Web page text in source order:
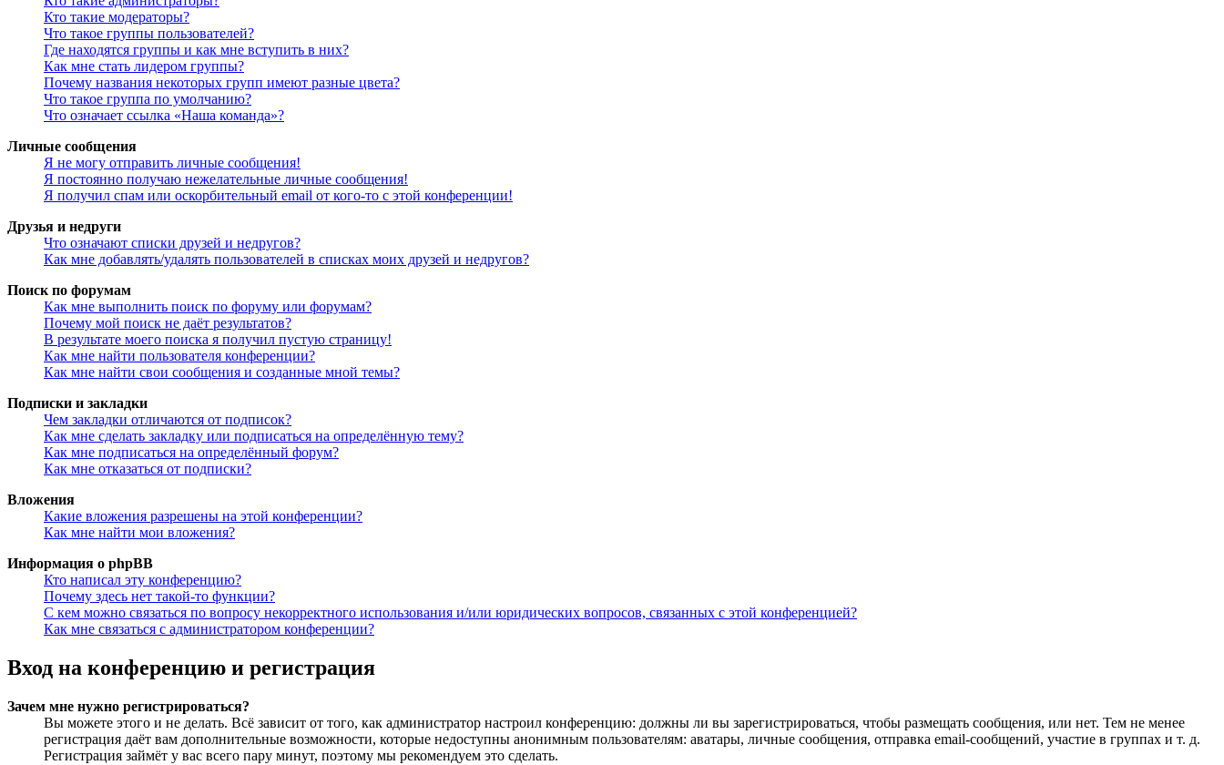
Кто такие модераторы?
Что такое группы пользователей?
Где находятся группы и как мне вступить в них?
Как мне стать лидером группы?
Почему названия некоторых групп имеют разные цвета?
Что такое группа по умолчанию?
Что означает ссылка «Наша команда»?
Личные сообщения
Я не могу отправить личные сообщения!
Я постоянно получаю нежелательные личные сообщения!
Я получил спам или оскорбительный email от кого-то с этой конференции!
Друзья и недруги
Что означают списки друзей и недругов?
Как мне добавлять/удалять пользователей в списках моих друзей и недругов?
Поиск по форумам
Как мне выполнить поиск по форуму или форумам?
Почему мой поиск не даёт результатов?
В результате моего поиска я получил пустую страницу!
Как мне найти пользователя конференции?
Как мне найти свои сообщения и созданные мной темы?
Подписки и закладки
Чем закладки отличаются от подписок?
Как мне сделать закладку или подписаться на определённую тему?
Как мне подписаться на определённый форум?
Как мне отказаться от подписки?
Вложения
Какие вложения разрешены на этой конференции?
Как мне найти мои вложения?
Информация о phpBB
Кто написал эту конференцию?
Почему здесь нет такой-то функции?
С кем можно связаться по вопросу некорректного использования и/или юридических вопросов, связанных с этой конференцией?
Как мне связаться с администратором конференции?
Вход на конференцию и регистрация
Зачем мне нужно регистрироваться?
Вы можете этого и не делать. Всё зависит от того, как администратор настроил конференцию: должны ли вы зарегистрироваться, чтобы размещать сообщения, или нет. Тем не менее
регистрация даёт вам дополнительные возможности, которые недоступны анонимным пользователям: аватары, личные сообщения, отправка email-сообщений, участие в группах и т. д.
Регистрация займёт у вас всего пару минут, поэтому мы рекомендуем это сделать.